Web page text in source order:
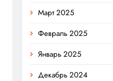
Март 2025
Февраль 2025
Январь 2025
Декабрь 2024